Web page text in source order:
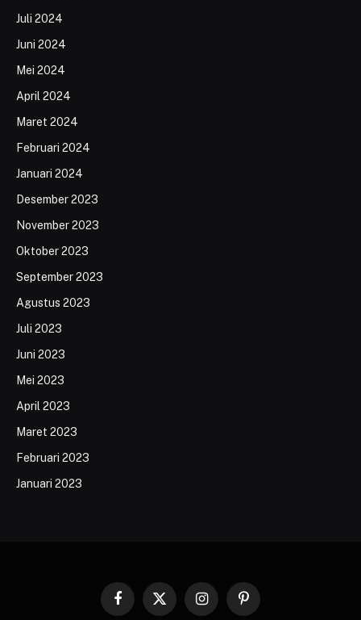
Juli 2024
Juni 2024
Mei 2024
April 2024
Maret 2024
Februari 2024
Januari 2024
Desember 2023
November 2023
Oktober 2023
September 2023
Agustus 2023
Juli 2023
Juni 2023
Mei 2023
April 2023
Maret 2023
Februari 2023
Januari 2023
Facebook
X
InstagramPinterest